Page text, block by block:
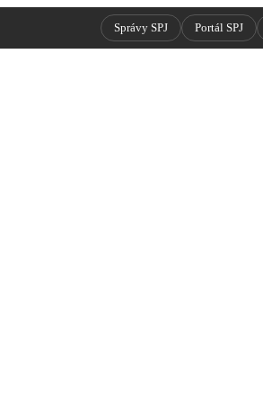
Správy SPJ Portál SPJ